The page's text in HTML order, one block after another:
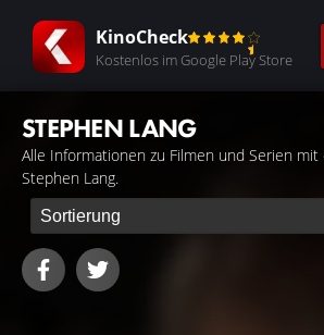
KinoCheck
Kostenlos im Google Play Store
STEPHEN LANG
Alle Informationen zu Filmen und Serien
Stephen Lang.